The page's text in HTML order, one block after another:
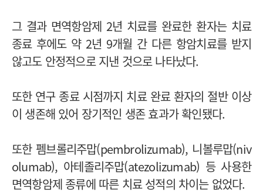
그 결과 면역항암제 2년 치료를 완료한 환자는 치료
종료 후에도 약 2년 9개월 간 다른 항암치료를 받지
않고도 안정적으로 지낸 것으로 나타났다.
또한 연구 종료 시점까지 치료 완료 환자의 절반 이상
이 생존해 있어 장기적인 생존 효과가 확인됐다.
또한 펨브롤리주맙(pembrolizumab), 니볼루맙(niv
olumab), 아테졸리주맙(atezolizumab) 등 사용한
면역항암제 종류에 따른 치료 성적의 차이는 없었다.